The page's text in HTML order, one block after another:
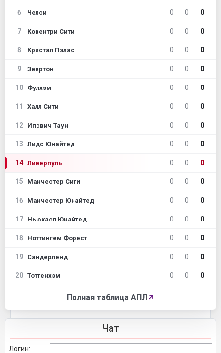
6 Челси 0 0 0
7 Ковентри Сити 0 0 0
8 Кристал Пэлас 0 0 0
9 Эвертон 0 0 0
10 Фулхэм 0 0 0
11 Халл Сити 0 0 0
12 Ипсвич Таун 0 0 0
13 Лидс Юнайтед 0 0 0
14 Ливерпуль 0 0 0
15 Манчестер Сити 0 0 0
16 Манчестер Юнайтед 0 0 0
17 Ньюкасл Юнайтед 0 0 0
18 Ноттингем Форест 0 0 0
19 Сандерленд 0 0 0
20 Тоттенхэм 0 0 0
Полная таблица АПЛ ↗
Чат
Логин: